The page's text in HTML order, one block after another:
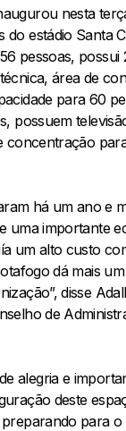
nesta
do estádio Santa
pessoas, possui
área de
para 60
possuem
concentração
há um ano e
uma importante
um alto custo
dá mais
disse
de
alegria e
deste
para